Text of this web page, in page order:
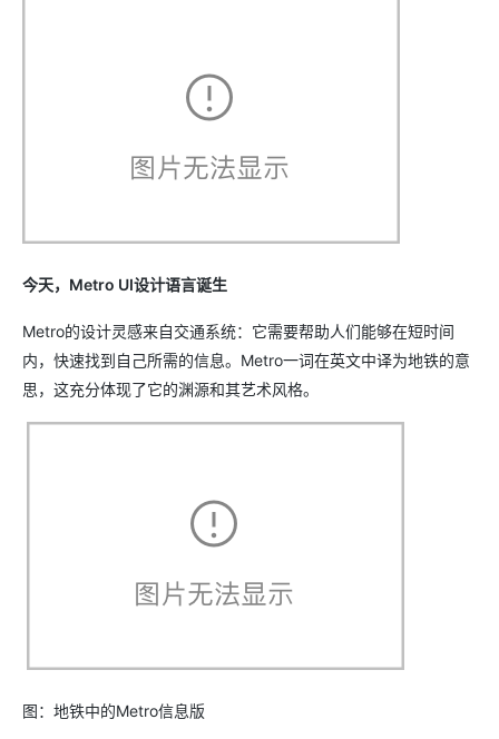
今天，Metro UI设计语言诞生
Metro的设计灵感来自交通系统：它需要帮助人们能够在短时间
内，快速找到自己所需的信息。Metro一词在英文中译为地铁的意
思，这充分体现了它的渊源和其艺术风格。
图：地铁中的Metro信息版